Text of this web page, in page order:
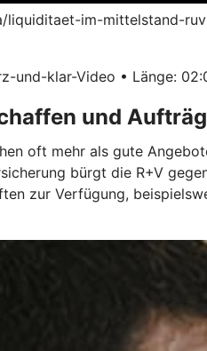
liquiditaet-im-mittelstand-
und-klar-Video • Länge:
und
oft mehr als gute
bürgt die R+V
zur Verfügung,